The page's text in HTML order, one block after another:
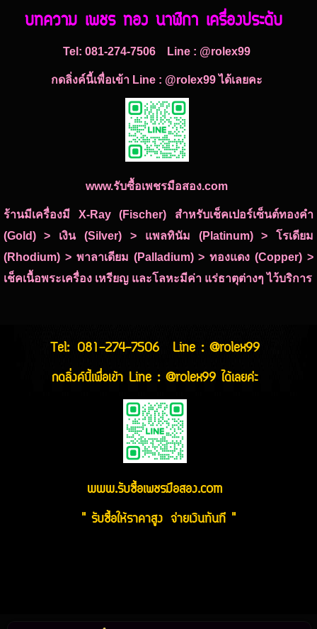
บทความ เพชร ทอง นาฬิกา เครื่องประดับ
Tel:081-274-7506 Line : @rolex99
กดลิ่งค์นี้เพื่อเข้า Line : @rolex99 ได้เลยคะ
www.รับซื้อเพชรมือสอง.com
ร้านมีเครื่องมี X-Ray (Fischer) สำหรับเช็คเปอร์เซ็นต์ทองคำ
(Gold) > เงิน (Silver) > แพลทินัม (Platinum) > โรเดียม
(Rhodium) > พาลาเดียม (Palladium) > ทองแดง (Copper) >
เช็คเนื้อพระเครื่อง เหรียญ และโลหะมีค่า แร่ธาตุต่างๆ ไว้บริการ
Tel: 081-274-7506
Line : @rolex99
กดลิ่งค์นี้เพื่อเข้า Line : @rolex99 ได้เลยค่ะ
www.รับซื้อเพชรมือสอง.com
" รับซื้อให้ราคาสูง จ่ายเงินทันที "